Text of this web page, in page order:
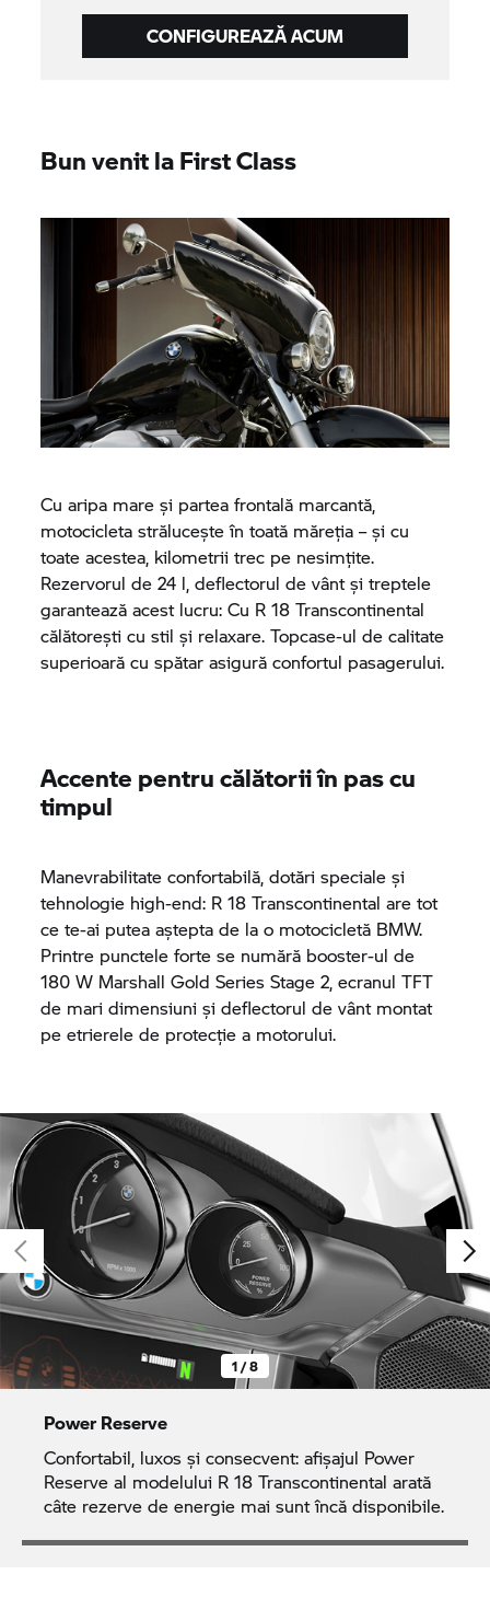
CONFIGUREAZĂ ACUM
Bun venit la First Class
Cu aripa mare și partea frontală marcantă,
motocicleta strălucește în toată măreția – și cu
toate acestea, kilometrii trec pe nesimțite.
Rezervorul de 24 l, deflectorul de vânt și treptele
garantează acest lucru: Cu R 18 Transcontinental
călătorești cu stil și relaxare. Topcase-ul de calitate
superioară cu spătar asigură confortul pasagerului.
Accente pentru călătorii în pas cu
timpul
Manevrabilitate confortabilă, dotări speciale și
tehnologie high-end: R 18 Transcontinental are tot
ce te-ai putea aștepta de la o motocicletă BMW.
Printre punctele forte se numără booster-ul de
180 W Marshall Gold Series Stage 2, ecranul TFT
de mari dimensiuni și deflectorul de vânt montat
pe etrierele de protecție a motorului.
1 / 8
Power Reserve
Confortabil, luxos și consecvent: afișajul Power
Reserve al modelului R 18 Transcontinental arată
câte rezerve de energie mai sunt încă disponibile.